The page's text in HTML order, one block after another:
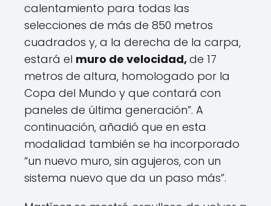
calentamiento para todas las
selecciones de más de 850 metros
cuadrados y, a la derecha de la carpa,
estará el muro de velocidad,de 17
metros de altura, homologado por la
Copa del Mundo y que contará con
paneles de última generación”. A
continuación, añadió que en esta
modalidad también se ha incorporado
“un nuevo muro, sin agujeros, con un
sistema nuevo que da un paso más”.